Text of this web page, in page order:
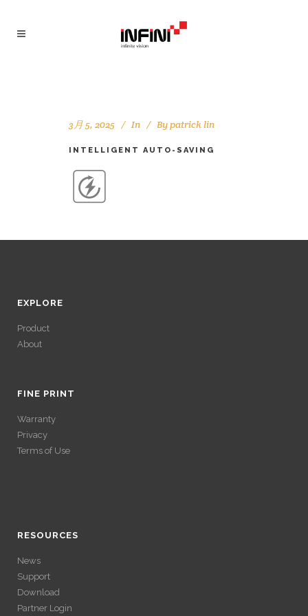
3月 5, 2025 In Bypatrick lin
INTELLIGENT AUTO-SAVING
EXPLORE
Product
About
GAINS SANS
VÉRIFICATION
FINE PRINT
Warranty
Privacy
Terms of Use
GAINS SANS
VÉRIFICATION
LONGUE
GAINS SANS
VÉRIFICATION
LONGUE
RESOURCES
News
Support
Download
Partner Login